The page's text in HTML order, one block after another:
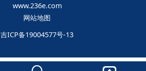
www.236e.com
网站地图
吉ICP备19004577号-13